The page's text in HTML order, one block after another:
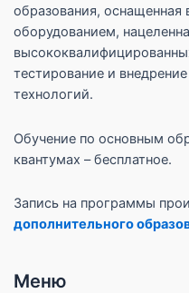
образования,
оборудованием,
тестирование и
технологий.
Обучение по основным
квантумах – бесплатное.
Запись на программы
дополнительного
Меню